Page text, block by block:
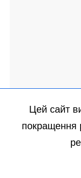
Цей сайт
покращення